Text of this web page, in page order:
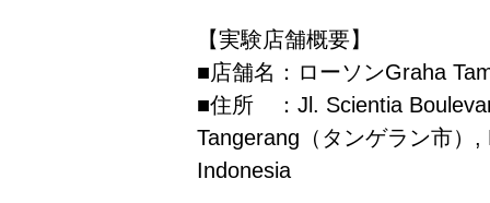
【実験店舗概要】
■店舗名：ローソンGraha
■住所 ：Jl. Scientia
Tangerang（タンゲラン市）
Indonesia